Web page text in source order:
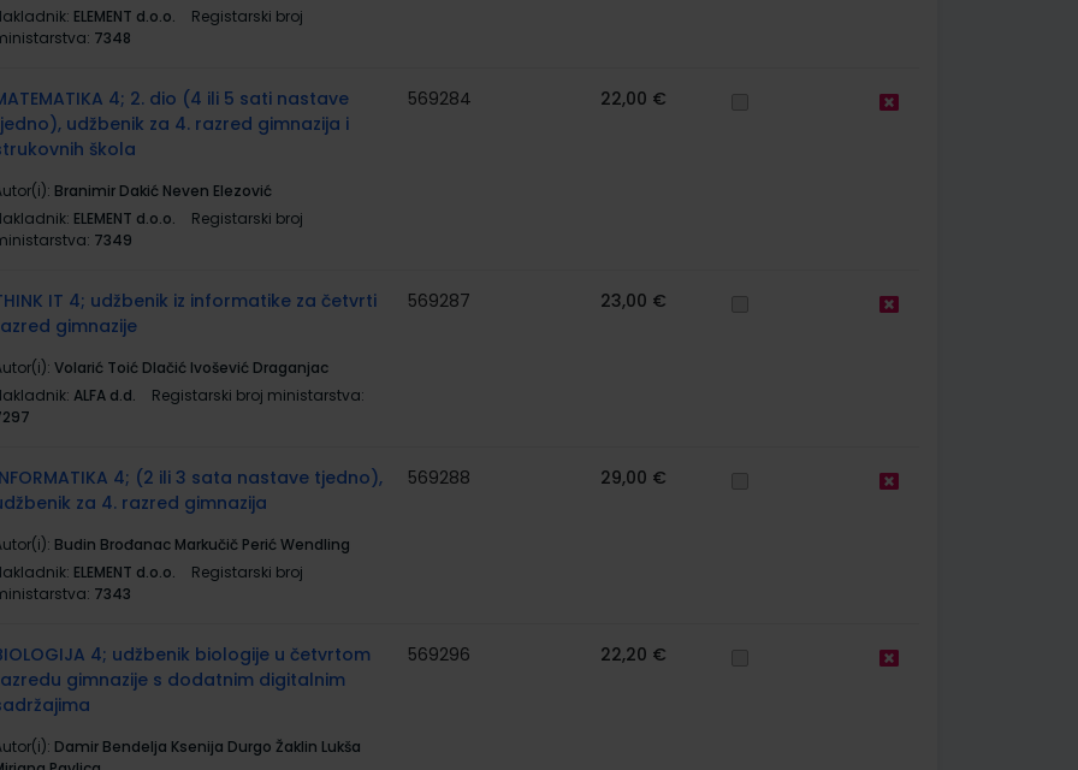
ELEMENT d.o.o.
Registarski broj
7348
4; 2. dio (4 ili 5 sati nastave
udžbenik za 4. razred gimnazija i
škola
Branimir Dakić Neven Elezović
ELEMENT d.o.o.
Registarski broj
7349
569284 22,00 €
IT 4; udžbenik iz informatike za četvrti
gimnazije
Volarić Toić Dlačić Ivošević Draganjac
ALFA d.d.
Registarski broj ministarstva:
569287 23,00 €
4; (2 ili 3 sata nastave tjedno),
za 4. razred gimnazija
Budin Brođanac Markučič Perić Wendling
ELEMENT d.o.o.
Registarski broj
7343
569288 29,00 €
4; udžbenik biologije u četvrtom
gimnazije s dodatnim digitalnim
Damir Bendelja Ksenija Durgo Žaklin Lukša
569296 22,20 €